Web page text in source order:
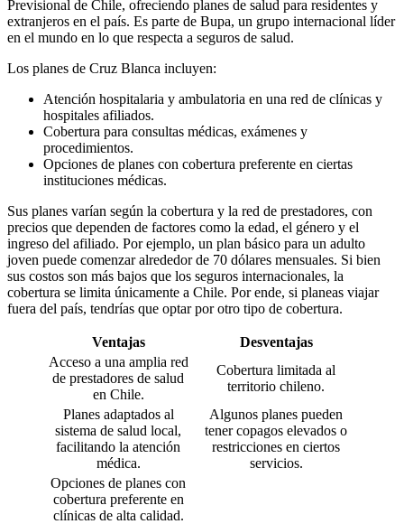
Previsional de Chile, ofreciendo planes de salud para residentes y
extranjeros en el país. Es parte de Bupa, un grupo internacional líder
en el mundo en lo que respecta a seguros de salud.
Los planes de Cruz Blanca incluyen:
Atención hospitalaria y ambulatoria en una red de clínicas y
hospitales afiliados.
Cobertura para consultas médicas, exámenes y
procedimientos.
Opciones de planes con cobertura preferente en ciertas
instituciones médicas.
Sus planes varían según la cobertura y la red de prestadores, con
precios que dependen de factores como la edad, el género y el
ingreso del afiliado. Por ejemplo, un plan básico para un adulto
joven puede comenzar alrededor de 70 dólares mensuales. Si bien
sus costos son más bajos que los seguros internacionales, la
cobertura se limita únicamente a Chile. Por ende, si planeas viajar
fuera del país, tendrías que optar por otro tipo de cobertura.
Ventajas
Desventajas
Acceso a una amplia red
de prestadores de salud
en Chile.
Cobertura limitada al
territorio chileno.
Planes adaptados al
sistema de salud local,
facilitando la atención
médica.
Algunos planes pueden
tener copagos elevados o
restricciones en ciertos
servicios.
Opciones de planes con
cobertura preferente en
clínicas de alta calidad.